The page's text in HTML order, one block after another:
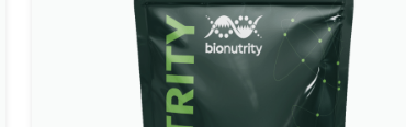
BioNutrity Collagen Complex